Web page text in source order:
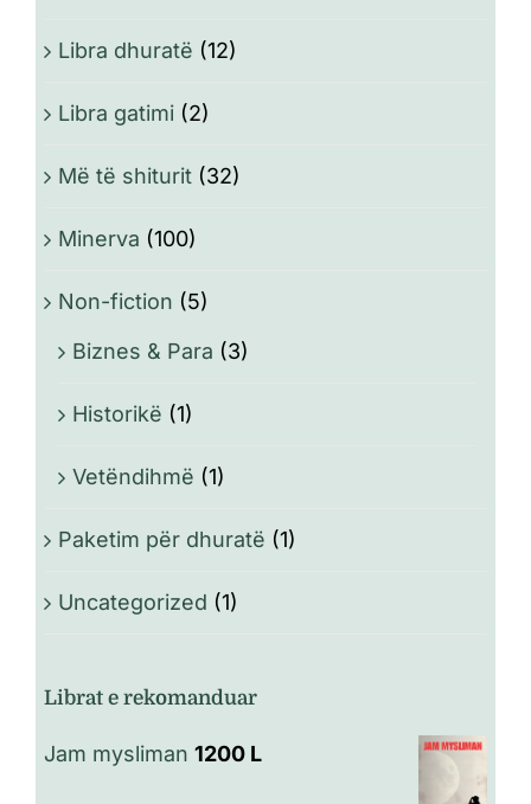
Libra dhuratë (12)
Libra gatimi (2)
Më të shiturit (32)
Minerva (100)
Non-fiction (5)
Biznes & Para (3)
Historikë (1)
Vetëndihmë (1)
Paketim për dhuratë (1)
Uncategorized (1)
Librat e rekomanduar
Jam mysliman 1200 L